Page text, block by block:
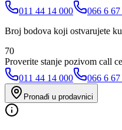
011 44 14 000
066 6
Broj bodova koji ostvarujete
70
Proverite stanje pozivom call
011 44 14 000
066 6
Pronađi u prodavnici